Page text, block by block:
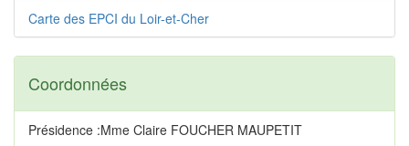
Carte des EPCI du Loir-et-Cher
Coordonnées
Présidence :Mme Claire FOUCHER MAUPETIT